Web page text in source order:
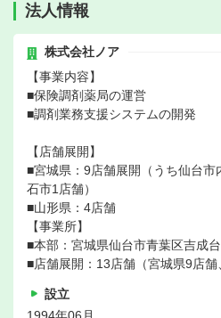
法人情報
株式会社ノア
【事業内容】
■保険調剤薬局の運営
■調剤業務支援システムの開発
【店舗展開】
■宮城県：9店舗展開（うち仙台市
石市1店舗）
■山形県：4店舗
【事業所】
■本部：宮城県仙台市青葉区吉成
■店舗展開：13店舗（宮城県9店舗
設立
1994年06月